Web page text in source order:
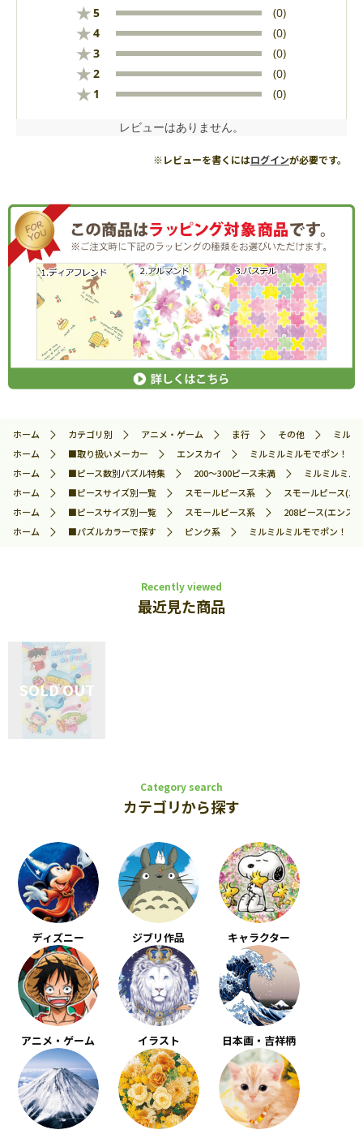
★5 (0)
★4 (0)
★3 (0)
★2 (0)
★ 1 (0)
レビューはありません。
※レビューを書くにはログインが必要です。
ホーム カテゴリ別 アニメ・ゲーム ま行 その他
ミル
ホーム
■取り扱いメーカー エンスカイ
ミルミルミルモでポン！
ホーム
■ピース数別パズル特集 200～300ピース未満
ミルミルミ
ホーム
■ピースサイズ別一覧 スモールピース系
スモールピース(エ
ホーム
■ピースサイズ別一覧 スモールピース系
208ピース(エンス
ホーム
■パズルカラーで探す ピンク系 ミルミルミルモでポン！
Recently viewed
最近見た商品
Category search
カテゴリから探す
ディズニー ジブリ作品 キャラクター
アニメ・ゲーム イラスト 日本画・吉祥柄